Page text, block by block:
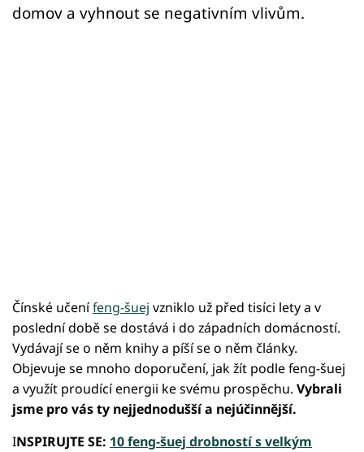
domov a vyhnout se negativním vlivům.
Čínské učenífeng-šuej vzniklo už před tisíci lety a v
poslední době se dostává i do západních domácností.
Vydávají se o něm knihy a píší se o něm články.
Objevuje se mnoho doporučení, jak žít podle feng-šuej
a využít proudící energii ke svému prospěchu. Vybrali
jsme pro vás ty nejjednodušší a nejúčinnější.
INSPIRUJTE SE: 10 feng-šuej drobností s velkým